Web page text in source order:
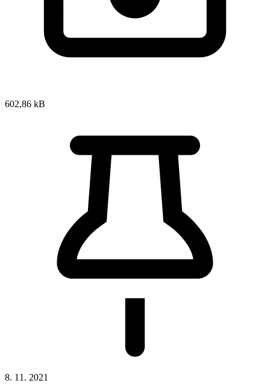
602,86 kB
8. 11. 2021